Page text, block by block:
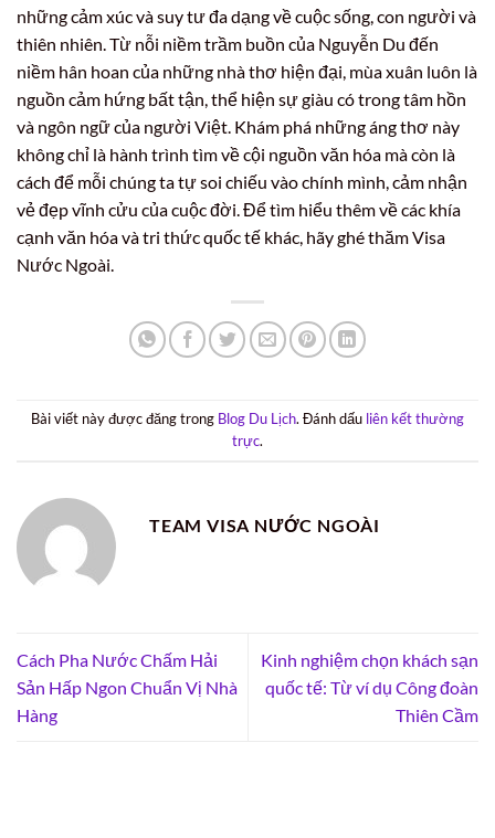
những cảm xúc và suy tư đa dạng về cuộc sống, con người và
thiên nhiên. Từ nỗi niềm trầm buồn của Nguyễn Du đến
niềm hân hoan của những nhà thơ hiện đại, mùa xuân luôn là
nguồn cảm hứng bất tận, thể hiện sự giàu có trong tâm hồn
và ngôn ngữ của người Việt. Khám phá những áng thơ này
không chỉ là hành trình tìm về cội nguồn văn hóa mà còn là
cách để mỗi chúng ta tự soi chiếu vào chính mình, cảm nhận
vẻ đẹp vĩnh cửu của cuộc đời. Để tìm hiểu thêm về các khía
cạnh văn hóa và tri thức quốc tế khác, hãy ghé thăm Visa
Nước Ngoài.
Bài viết này được đăng trong Blog Du Lịch. Đánh dấu liên kết thường
trực.
TEAM VISA NƯỚC NGOÀI
Cách Pha Nước Chấm Hải
Sản Hấp Ngon Chuẩn Vị Nhà
Hàng
Kinh nghiệm chọn khách sạn
quốc tế: Từ ví dụ Công đoàn
Thiên Cầm